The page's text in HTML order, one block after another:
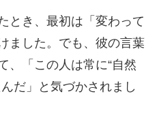
とき、最初は「変わって
ました。でも、彼の言葉
、「この人は常に“自然
だ」と気づかされまし